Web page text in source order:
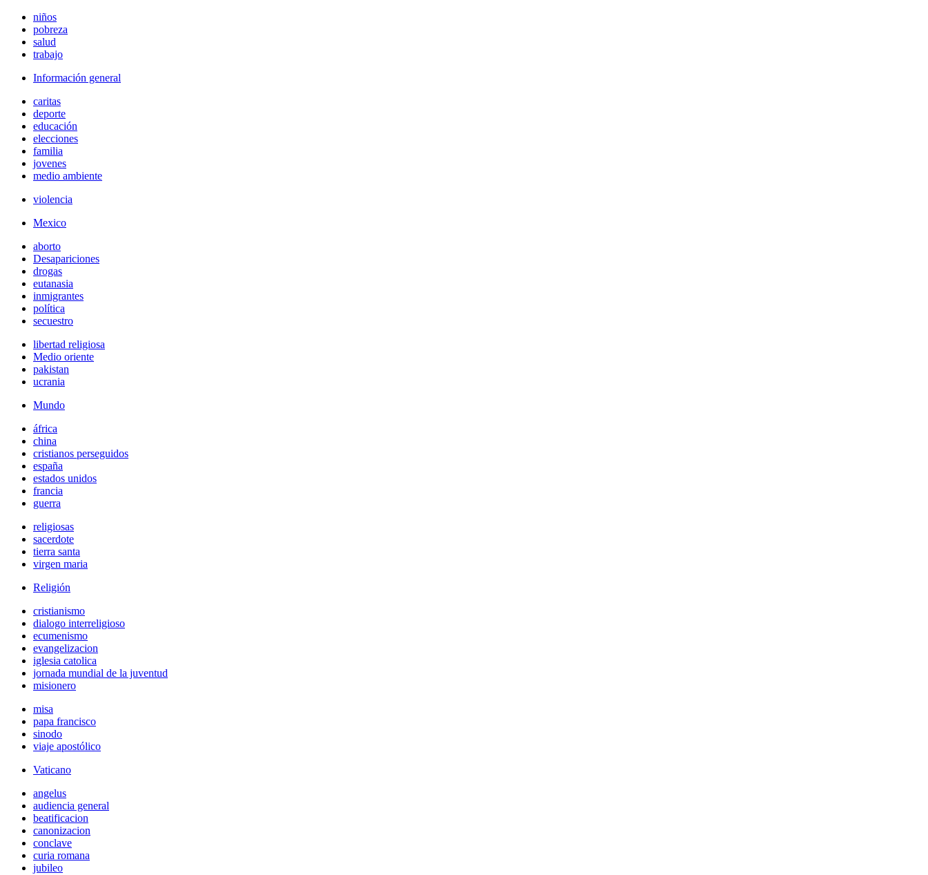
niños
pobreza
salud
trabajo
Información general
caritas
deporte
educación
elecciones
familia
jovenes
medio ambiente
violencia
Mexico
aborto
Desapariciones
drogas
eutanasia
inmigrantes
política
secuestro
libertad religiosa
Medio oriente
pakistan
ucrania
Mundo
áfrica
china
cristianos perseguidos
españa
estados unidos
francia
guerra
religiosas
sacerdote
tierra santa
virgen maria
Religión
cristianismo
dialogo interreligioso
ecumenismo
evangelizacion
iglesia catolica
jornada mundial de la juventud
misionero
misa
papa francisco
sinodo
viaje apostólico
Vaticano
angelus
audiencia general
beatificacion
canonizacion
conclave
curia romana
jubileo